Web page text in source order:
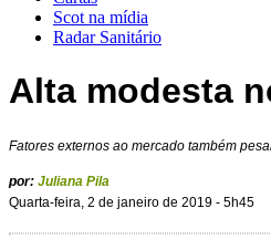
Scot na mídia
Radar Sanitário
Alta modesta
Fatores externos ao mercado também
por: Juliana Pila
Quarta-feira, 2 de janeiro de 2019 - 5h45